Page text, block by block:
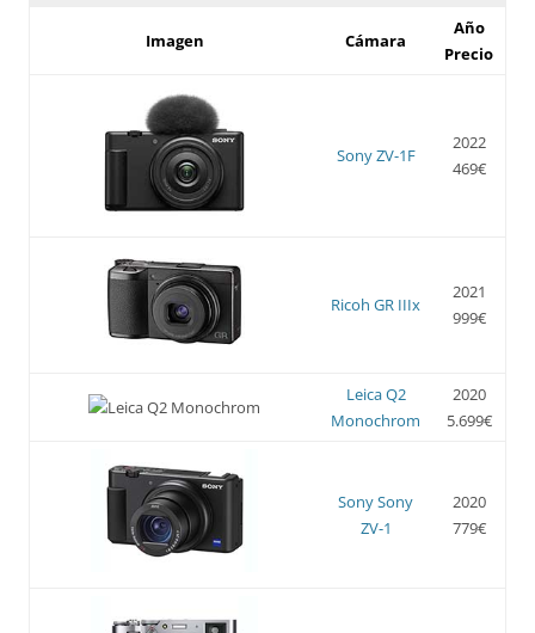
Imagen Cámara
Año
Precio
Sony ZV-1F
2022
469€
Ricoh GR IIIx
2021
999€
Leica Q2
Monochrom
2020
5.699€
Sony Sony
ZV-1
2020
779€